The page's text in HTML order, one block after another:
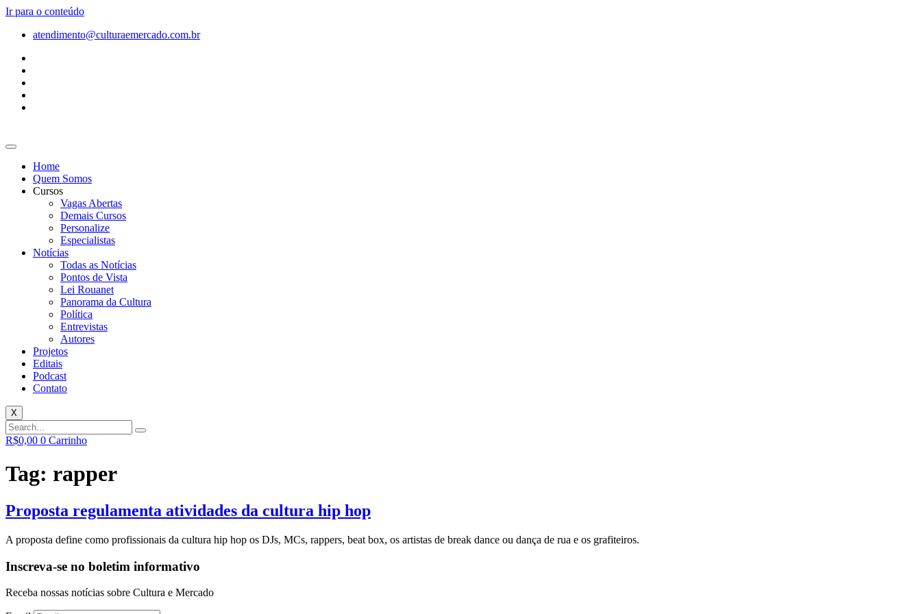
Ir para o conteúdo
atendimento@culturaemercado.com.br
Home
Quem Somos
Cursos
Vagas Abertas
Demais Cursos
Personalize
Especialistas
Notícias
Todas as Notícias
Pontos de Vista
Lei Rouanet
Panorama da Cultura
Política
Entrevistas
Autores
Projetos
Editais
Podcast
Contato
X
R$0,00 0 Carrinho
Tag: rapper
Proposta regulamenta atividades da cultura hip hop
A proposta define como profissionais da cultura hip hop os DJs, MCs, rappers, beat box, os artistas de break dance ou dança de rua e os grafiteiros.
Inscreva-se no boletim informativo
Receba nossas notícias sobre Cultura e Mercado